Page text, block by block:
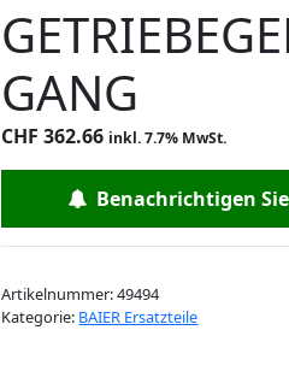
GANG
CHF 362.66 inkl. 7.7% MwSt.
Benachrichtigen
Artikelnummer:49494
Kategorie: BAIER Ersatzteile